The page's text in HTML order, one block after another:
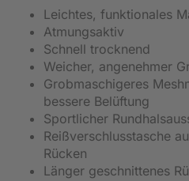
Leichtes, funktionales
Atmungsaktiv
Schnell trocknend
Weicher, angenehmer
Grobmaschigeres
bessere Belüftung
Sportlicher
Reißverschlusstasche
Rücken
Länger geschnittenes